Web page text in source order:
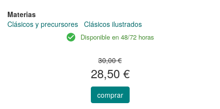
Materias
Clásicos y precursores Clásicos ilustrados
Disponible en 48/72 horas
30,00 €
28,50 €
comprar